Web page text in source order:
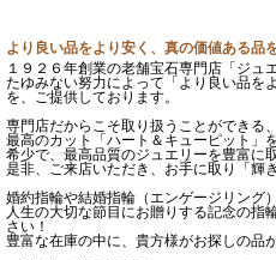
より良い品をより安く、真の価値ある
１９２６年創業の老舗宝石専門店「ジュ
たゆみない努力によって「より良い品を
を、ご提供しております。
専門店だからこそ取り扱うことができる、
最高のカット「ハート＆キューピット」
希少で、最高品質のジュエリーを豊富に
是非、ご来店いただき、お手に取り「輝
婚約指輪や結婚指輪（エンゲージリング）
人生の大切な節目にお贈りする記念の
さい！
豊富な在庫の中に、貴方様がお探しの品